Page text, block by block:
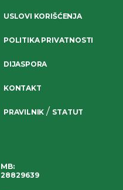
USLOVI KORIŠĆENJA
POLITIKA PRIVATNOSTI
DIJASPORA
KONTAKT
PRAVILNIK / STATUT
MB:
28829639